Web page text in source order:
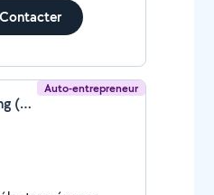
Contacter
Auto-entrepreneur
Ledoux Kengne Nzeukeng (KRSERVICES)